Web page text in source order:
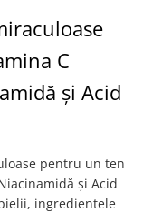
C
și Acid
pentru un ten
și Acid
ingredientele